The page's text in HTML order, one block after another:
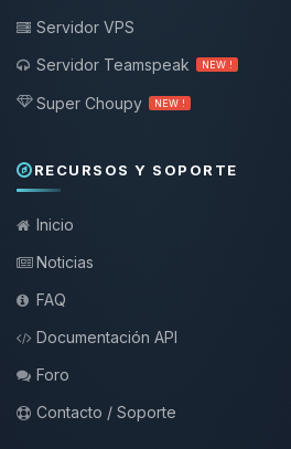
Servidor VPS
Servidor Teamspeak
NEW !
Super Choupy NEW !
RECURSOS Y SOPORTE
Inicio
Noticias
FAQ
Documentación API
Foro
Contacto / Soporte